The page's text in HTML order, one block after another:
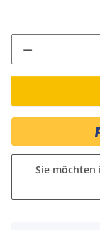
Sie möchten